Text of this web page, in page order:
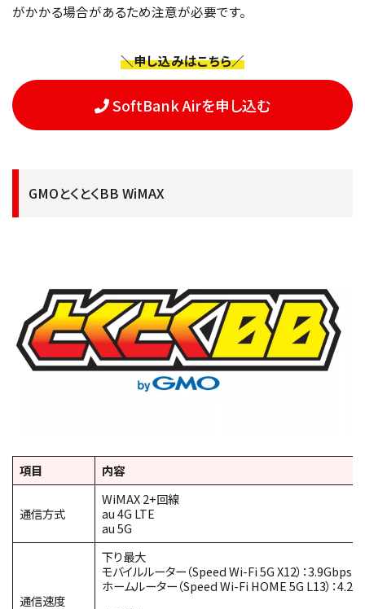
がかかる場合があるため注意が必要です。
＼申し込みはこちら／
SoftBank Airを申し込む
GMOとくとくBB WiMAX
項目 内容
通信方式
WiMAX 2+回線
au 4G LTE
au 5G
通信速度
下り最大
モバイルルーター（Speed Wi-Fi 5G X12）：3.9Gbps
ホームルーター（Speed Wi-Fi HOME 5G L13）：